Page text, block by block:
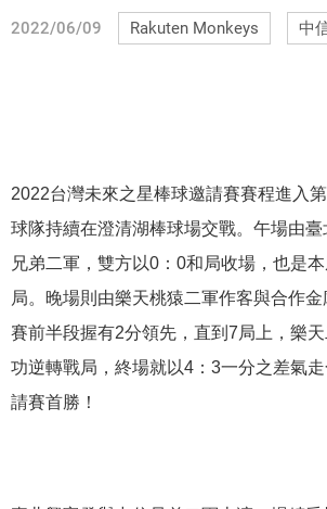
2022/06/09 Rakuten Monkeys 中
2022台灣未來之星棒球邀請賽賽程進入
球隊持續在澄清湖棒球場交戰。午場由
兄弟二軍，雙方以0：0和局收場，也是
局。晚場則由樂天桃猿二軍作客與合作
賽前半段握有2分領先，直到7局上，樂
功逆轉戰局，終場就以4：3一分之差氣
請賽首勝！